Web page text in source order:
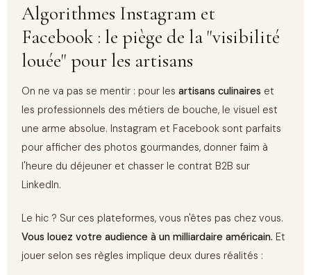
Algorithmes Instagram et
Facebook : le piège de la "visibilité
louée" pour les artisans
On ne va pas se mentir : pour lesartisans culinaires et
les professionnels des métiers de bouche, le visuel est
une arme absolue. Instagram et Facebook sont parfaits
pour afficher des photos gourmandes, donner faim à
l'heure du déjeuner et chasser le contrat B2B sur
LinkedIn.
Le hic ? Sur ces plateformes, vous n'êtes pas chez vous.
Vous louez votre audience à un milliardaire américain. Et
jouer selon ses règles implique deux dures réalités :